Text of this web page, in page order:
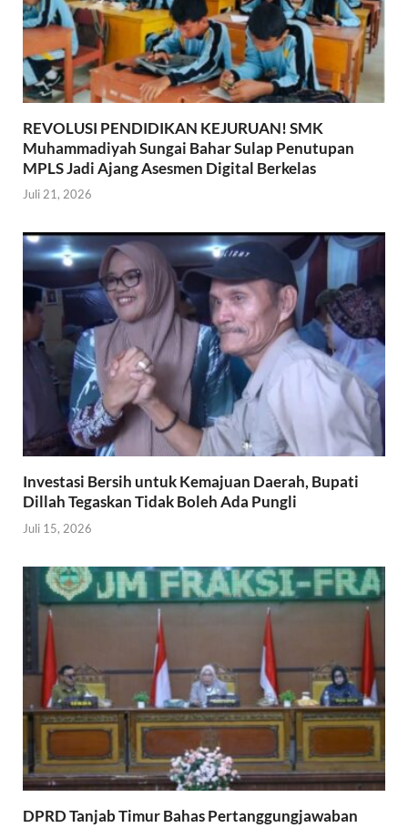
REVOLUSI PENDIDIKAN KEJURUAN! SMK
Muhammadiyah Sungai Bahar Sulap Penutupan
MPLS Jadi Ajang Asesmen Digital Berkelas
Juli 21, 2026
Investasi Bersih untuk Kemajuan Daerah, Bupati
Dillah Tegaskan Tidak Boleh Ada Pungli
Juli 15, 2026
DPRD Tanjab Timur Bahas Pertanggungjawaban